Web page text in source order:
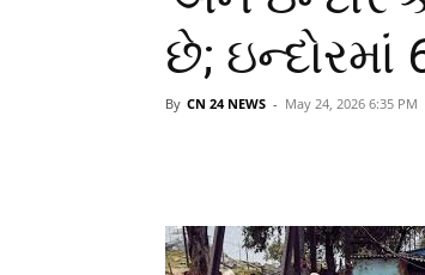
છે;
By CN 24 NEWS - May 24, 2026 6:35 PM